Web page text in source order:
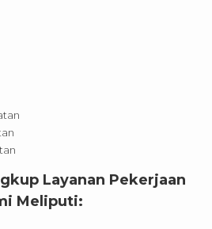
Layanan Pekerjaan
Meliputi: